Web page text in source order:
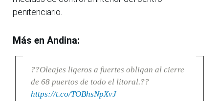
penitenciario.
Más en Andina:
??Oleajes ligeros a fuertes obligan al cierre
de 68 puertos de todo el litoral.??
https://t.co/TOBhsNpXvJ